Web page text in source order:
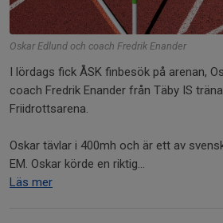
Oskar Edlund och coach Fredrik Enander
I lördags fick ÅSK finbesök på arenan,
coach Fredrik Enander från Täby IS
Friidrottsarena.
Oskar tävlar i 400mh och är ett av
EM. Oskar körde en riktig...
Läs mer